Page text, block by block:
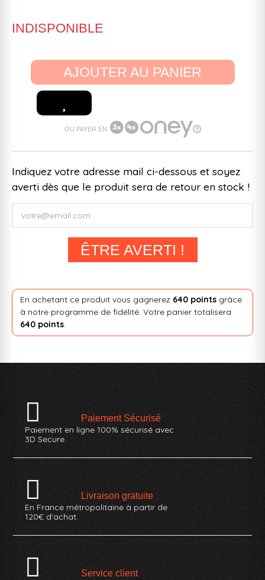
INDISPONIBLE
AJOUTER AU PANIER
OU PAYER EN
Indiquez votre adresse mail ci-dessous et soyez
averti dès que le produit sera de retour en stock !
ÊTRE AVERTI !
En achetant ce produit vous gagnerez 640 pointsgrâce
à notre programme de fidélité. Votre panier totalisera
640 points.
Paiement Sécurisé
Paiement en ligne 100% sécurisé avec
3D Secure.
Livraison gratuite
En France métropolitaine à partir de
120€ d'achat.
Service client